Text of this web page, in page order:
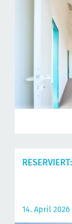
RESERVIERT:
14. April 2026